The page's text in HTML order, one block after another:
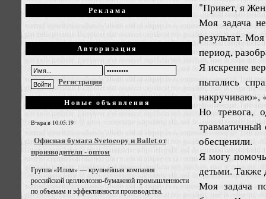
Реклама
Авторизация
Регистрация
Новые объявления
Вчера в 10:05:19
Офисная бумага Svetocopy и Ballet от
производителя - оптом
Группа «Илим» — крупнейшая компания
российской целлюлозно-бумажной промышленности
по объемам и эффективности производства.
"Привет, я
Моя задача
результат.
период,
Я искренне
пытались
накручиваю»,
Но тревога,
обесценили.
Я могу
детьми. Также
Моя задача